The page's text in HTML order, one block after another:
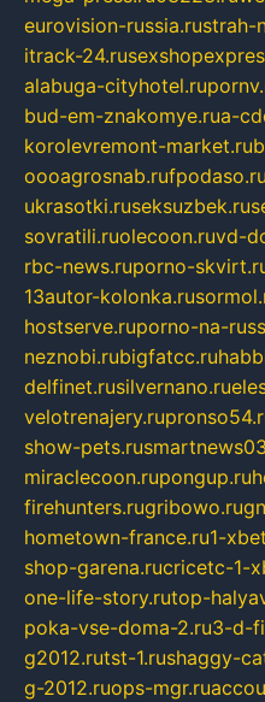
eurovision-russia.rustrah-
itrack-24.ru
alabuga-cityhotel.ru
bud-em-znakomye.rua-
korolevremont-market.ru
oooagrosnab.rufpodaso.ru
ukrasotki.ruseksuzbek.ru
sovratili.ruolecoon.ruvd-
rbc-news.ruporno-
13autor-kolonka.ru
hostserve.ruporno-na-
neznobi.rubigfatcc.ru
delfinet.rusilvernano.ru
velotrenajery.ru
show-pets.ru
miraclecoon.rupongup.ru
firehunters.rugribowo.ru
hometown-france.ru1-
shop-garena.rucricetc-1-
one-life-story.rutop-
poka-vse-doma-2.ru3-d-
g2012.rutst-1.rushaggy-
g-2012.ruops-mgr.ru